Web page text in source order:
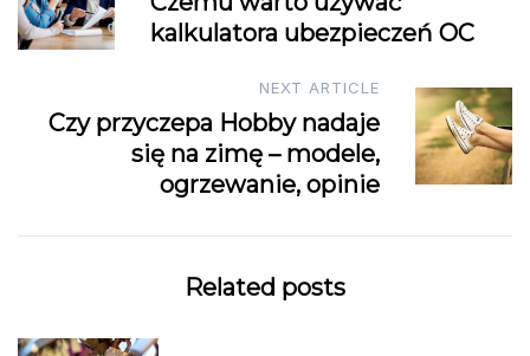
kalkulatora ubezpieczeń OC
NEXT ARTICLE
Czy przyczepa Hobby nadaje
się na zimę – modele,
ogrzewanie, opinie
Related posts